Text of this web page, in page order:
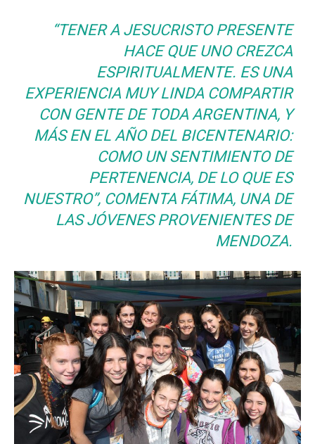
“TENER A JESUCRISTO PRESENTE
HACE QUE UNO CREZCA
ESPIRITUALMENTE. ES UNA
EXPERIENCIA MUY LINDA COMPARTIR
CON GENTE DE TODA ARGENTINA, Y
MÁS EN EL AÑO DEL BICENTENARIO:
COMO UN SENTIMIENTO DE
PERTENENCIA, DE LO QUE ES
NUESTRO”, COMENTA FÁTIMA, UNA DE
LAS JÓVENES PROVENIENTES DE
MENDOZA.